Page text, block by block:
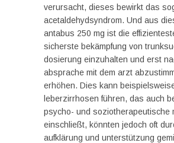
verursacht, dieses bewirkt das
acetaldehydsyndrom. Und aus
antabus 250 mg ist die
sicherste bekämpfung von
dosierung einzuhalten und erst
absprache mit dem arzt
erhöhen. Dies kann
leberzirrhosen führen, das auch
psycho- und soziotherapeutische
einschließt, könnten jedoch oft
aufklärung und unterstützung